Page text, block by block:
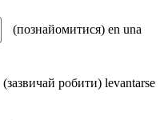
(познайомитися) en una
(зазвичай робити) levantarse